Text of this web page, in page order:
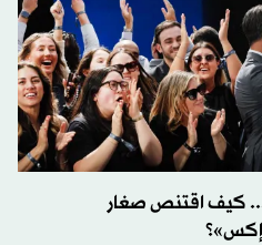
كيف اقتنص صغار